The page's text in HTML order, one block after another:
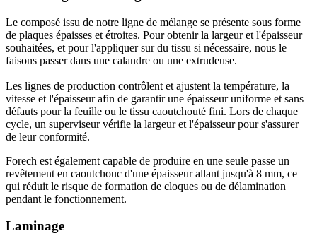
Le composé issu de notre ligne de mélange se présente sous forme
de plaques épaisses et étroites. Pour obtenir la largeur et l'épaisseur
souhaitées, et pour l'appliquer sur du tissu si nécessaire, nous le
faisons passer dans une calandre ou une extrudeuse.
Les lignes de production contrôlent et ajustent la température, la
vitesse et l'épaisseur afin de garantir une épaisseur uniforme et sans
défauts pour la feuille ou le tissu caoutchouté fini. Lors de chaque
cycle, un superviseur vérifie la largeur et l'épaisseur pour s'assurer
de leur conformité.
Forech est également capable de produire en une seule passe un
revêtement en caoutchouc d'une épaisseur allant jusqu'à 8 mm, ce
qui réduit le risque de formation de cloques ou de délamination
pendant le fonctionnement.
Laminage